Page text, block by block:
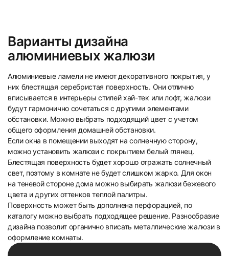
Варианты дизайна
алюминиевых жалюзи
Алюминиевые ламели не имеют декоративного покрытия, у
них блестящая серебристая поверхность. Они отлично
вписывается в интерьеры стилей хай-тек или лофт, жалюзи
будут гармонично сочетаться с другими элементами
обстановки. Можно выбрать подходящий цвет с учетом
общего оформления домашней обстановки.
Если окна в помещении выходят на солнечную сторону,
можно установить жалюзи с покрытием белый глянец.
Блестящая поверхность будет хорошо отражать солнечный
свет, поэтому в комнате не будет слишком жарко. Для окон
на теневой стороне дома можно выбирать жалюзи бежевого
цвета и других оттенков теплой палитры.
Поверхность может быть дополнена перфорацией, по
каталогу можно выбрать подходящее решение. Разнообразие
дизайна позволит органично вписать металлические жалюзи в
оформление комнаты.